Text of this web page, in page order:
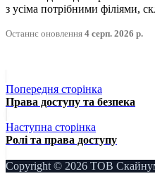
з усіма потрібними філіями,
Останнє оновлення 4 серп. 2026 р.
Попередня сторінка
Права доступу та безпека
Наступна сторінка
Ролі та права доступу
Copyright © 2026 ТОВ